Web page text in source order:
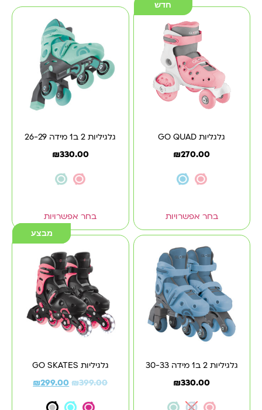
חדש
גלגליות GO QUAD
₪270.00
בחר אפשרויות
גלגיליות 2 ב1 מידה 26-29
₪330.00
בחר אפשרויות
גלגיליות 2 ב1 מידה 30-33
₪330.00
מבצע
מבצע
גלגיליות GO SKATES
₪399.00
₪299.00